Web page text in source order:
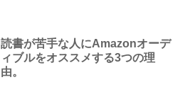
読書が苦手な人にAmazonオーデ
ィブルをオススメする3つの理
由。